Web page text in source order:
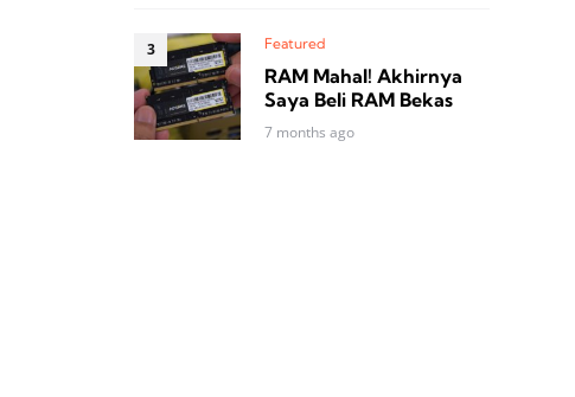
Featured
RAM Mahal! Akhirnya
Saya Beli RAM Bekas
7 months ago